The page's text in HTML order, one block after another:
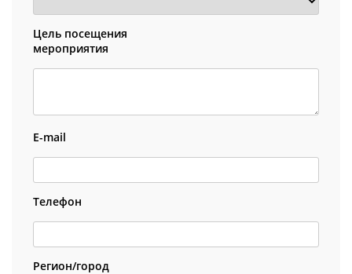
Цель посещения
мероприятия
E-mail
Телефон
Регион/город